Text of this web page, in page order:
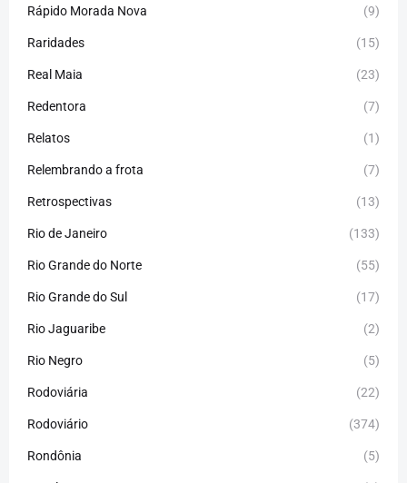
Rápido Morada Nova (9)
Raridades (15)
Real Maia (23)
Redentora (7)
Relatos (1)
Relembrando a frota (7)
Retrospectivas (13)
Rio de Janeiro (133)
Rio Grande do Norte (55)
Rio Grande do Sul (17)
Rio Jaguaribe (2)
Rio Negro (5)
Rodoviária (22)
Rodoviário (374)
Rondônia (5)